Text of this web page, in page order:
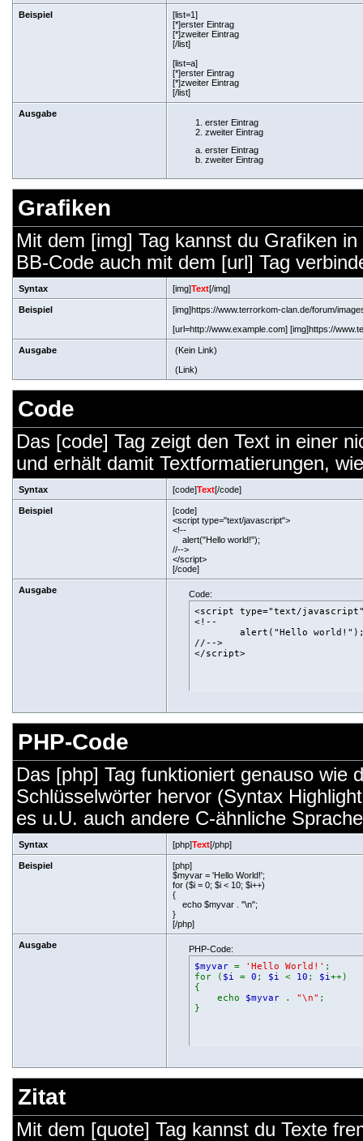
Beispiel
[list=1]
[*]erster Eintrag
[*]zweiter Eintrag
[/list]
[list=a]
[*]erster Eintrag
[*]zweiter Eintrag
[/list]
Ausgabe
erster Eintrag
zweiter Eintrag
erster Eintrag
zweiter Eintrag
Grafiken
Mit dem [img] Tag kannst du Grafiken
BB-Code auch mit dem [url] Tag
Syntax [img]Text[/img]
Beispiel
[img]https://www.terrorkom-clan.de/forum/
[url=http://www.example.com] [img]https://
Ausgabe
(Kein Link)
(Link)
Code
Das [code] Tag zeigt den Text in einer
und erhält damit Textformatierungen,
Syntax [code]Text[/code]
Beispiel
[code]
<script type="text/javascript">
<!--
alert("Hello world!");
//-->
</script>
[/code]
Ausgabe Code:
<script type="text/
<!--
//-->
</script>
PHP-Code
Das [php] Tag funktioniert genauso wie
Schlüsselwörter hervor (Syntax
es u.U. auch andere C-ähnliche
Syntax [php]Text[/php]
Beispiel
[php]
$myvar = 'Hello World!';
for ($i = 0; $i < 10; $i++)
{
echo $myvar . "\n";
}
[/php]
Ausgabe PHP-Code:
$myvar = 'Hello World!' ;
for ( $i = 0 ; $i < 10 ; $i++)
{
echo $myvar . "\n" ;
}
Zitat
Mit dem [quote] Tag kannst du Texte